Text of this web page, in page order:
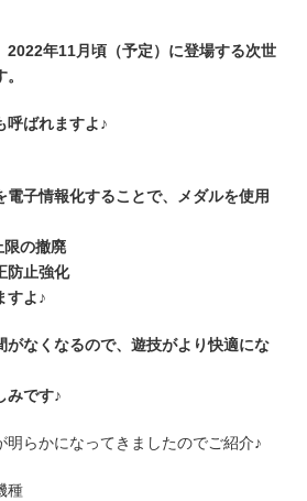
2022年11月頃（予定）に登場する次世
呼ばれますよ♪
電子情報化することで、メダルを使用
限の撤廃
防止強化
すよ♪
がなくなるので、遊技がより快適にな
みです♪
明らかになってきましたのでご紹介♪
種